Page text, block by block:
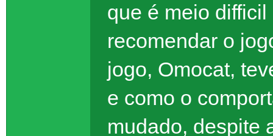
que é meio
recomendar o
jogo, Omocat,
e como o
mudado, despite